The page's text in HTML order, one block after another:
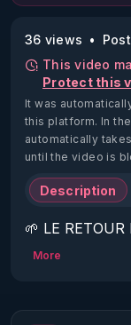
36 views
This video
Protect this
It was
this platform. In
automatically
until the video is
Description
🌱 LE
2022)!
https://
More